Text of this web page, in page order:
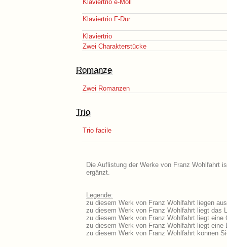
Klaviertrio e-Moll
Klaviertrio F-Dur
Klaviertrio
Zwei Charakterstücke
Romanze
Zwei Romanzen
Trio
Trio facile
Die Auflistung der Werke von Franz Wohlfahrt
ergänzt.
Legende:
zu diesem Werk von Franz Wohlfahrt liegen
zu diesem Werk von Franz Wohlfahrt liegt das
zu diesem Werk von Franz Wohlfahrt liegt eine
zu diesem Werk von Franz Wohlfahrt liegt eine
zu diesem Werk von Franz Wohlfahrt können